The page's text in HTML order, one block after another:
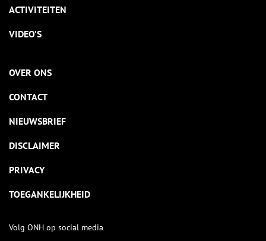
ACTIVITEITEN
VIDEO’S
OVER ONS
CONTACT
NIEUWSBRIEF
DISCLAIMER
PRIVACY
TOEGANKELIJKHEID
Volg ONH op social media